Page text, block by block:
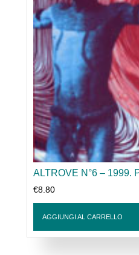
ALTROVE N°6 – 1999.
€8.80
AGGIUNGI AL CARRELLO